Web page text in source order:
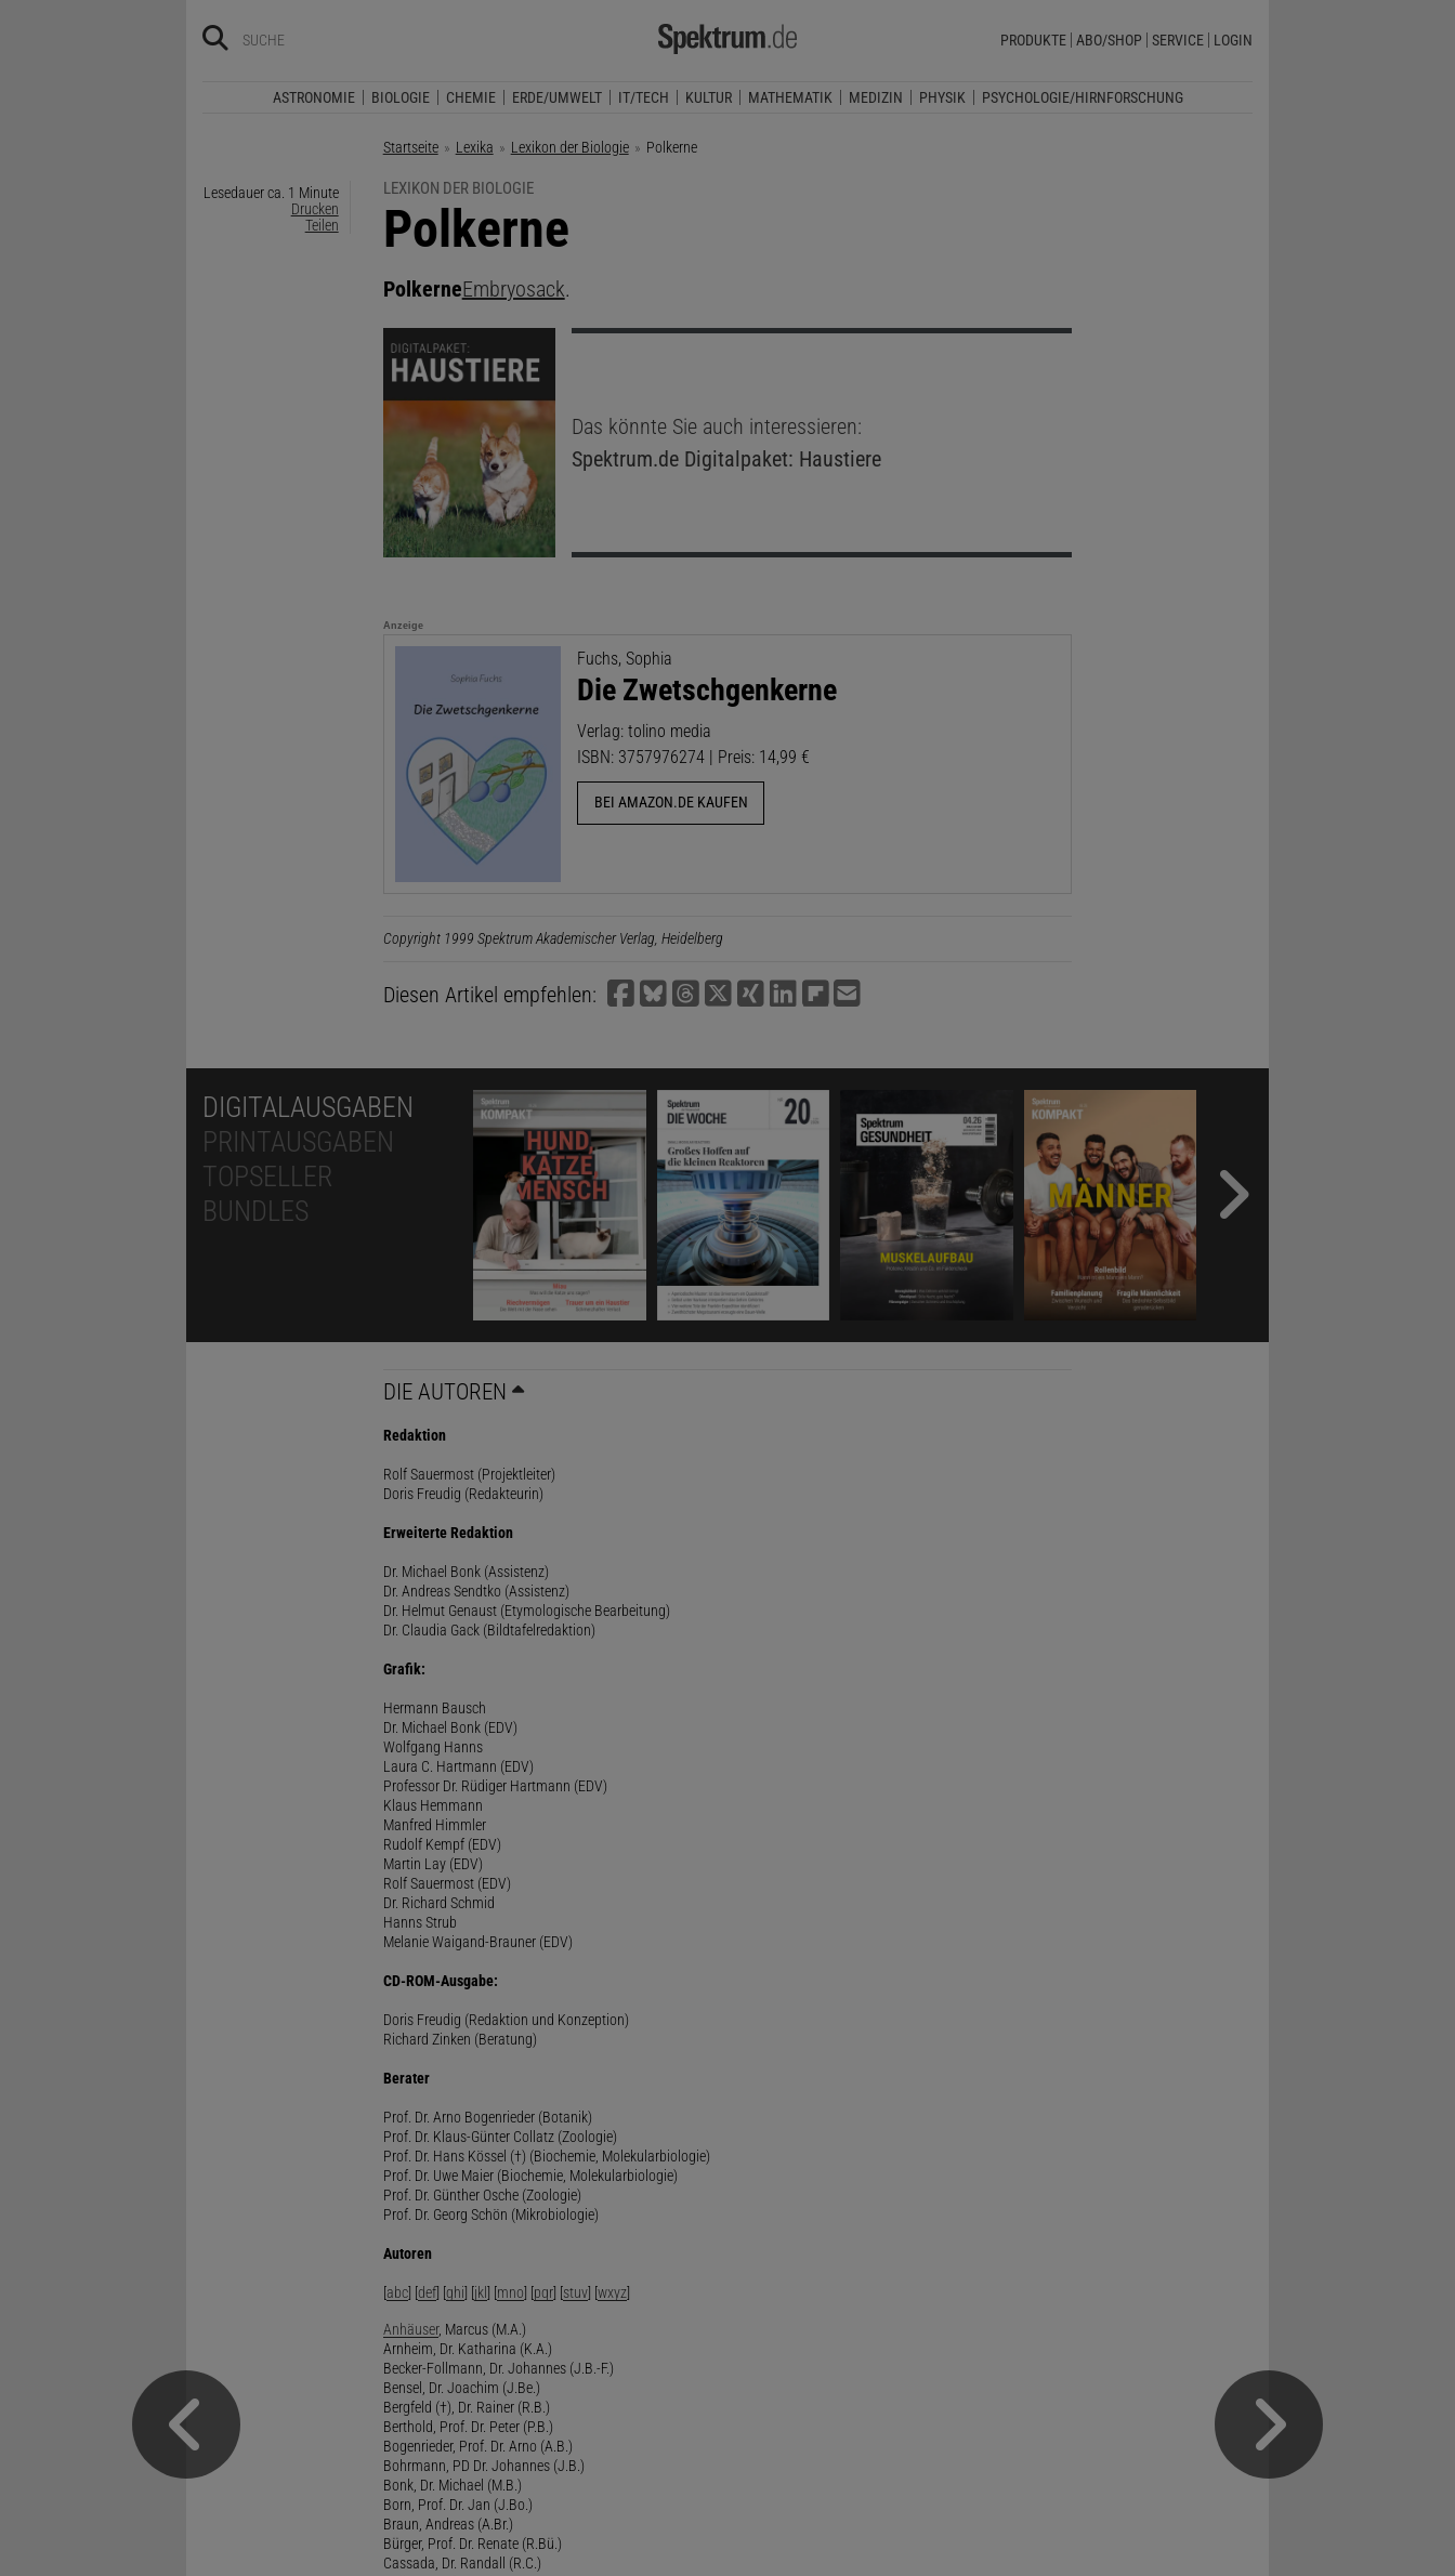
PRODUKTE ABO/SHOP SERVICE LOGIN
ASTRONOMIE BIOLOGIE CHEMIE ERDE/UMWELT IT/TECH KULTUR MATHEMATIK MEDIZIN PHYSIK PSYCHOLOGIE/HIRNFORSCHUNG
Startseite Lexika Lexikon der Biologie Aktuelle Seite:
Polkerne
Lesedauer ca. 1 Minute
Drucken
Teilen
LEXIKON DER BIOLOGIE
:
Polkerne
PolkerneEmbryosack.
Das könnte Sie auch interessieren:
Spektrum.deDigitalpaket: Haustiere
Anzeige
Fuchs, Sophia
Die Zwetschgenkerne
Verlag: tolino media
ISBN: 3757976274 | Preis: 14,99 €
BEI AMAZON.DE KAUFEN
Copyright 1999 Spektrum Akademischer Verlag, Heidelberg
Diesen Artikel empfehlen:
DIGITALAUSGABEN
PRINTAUSGABEN
TOPSELLER
BUNDLES
DIE AUTOREN
Redaktion
Rolf Sauermost (Projektleiter)
Doris Freudig (Redakteurin)
Erweiterte Redaktion
Dr. Michael Bonk (Assistenz)
Dr. Andreas Sendtko (Assistenz)
Dr. Helmut Genaust (Etymologische Bearbeitung)
Dr. Claudia Gack (Bildtafelredaktion)
Grafik:
Hermann Bausch
Dr. Michael Bonk (EDV)
Wolfgang Hanns
Laura C. Hartmann (EDV)
Professor Dr. Rüdiger Hartmann (EDV)
Klaus Hemmann
Manfred Himmler
Rudolf Kempf (EDV)
Martin Lay (EDV)
Rolf Sauermost (EDV)
Dr. Richard Schmid
Hanns Strub
Melanie Waigand-Brauner (EDV)
CD-ROM-Ausgabe:
Doris Freudig (Redaktion und Konzeption)
Richard Zinken (Beratung)
Berater
Prof. Dr. Arno Bogenrieder (Botanik)
Prof. Dr. Klaus-Günter Collatz (Zoologie)
Prof. Dr. Hans Kössel (†) (Biochemie, Molekularbiologie)
Prof. Dr. Uwe Maier (Biochemie, Molekularbiologie)
Prof. Dr. Günther Osche (Zoologie)
Prof. Dr. Georg Schön (Mikrobiologie)
Autoren
[abc] [def] [ghi] [jkl] [mno] [pqr] [stuv] [wxyz]
Anhäuser, Marcus (M.A.)
Arnheim, Dr. Katharina (K.A.)
Becker-Follmann, Dr. Johannes (J.B.-F.)
Bensel, Dr. Joachim (J.Be.)
Bergfeld (†), Dr. Rainer (R.B.)
Berthold, Prof. Dr. Peter (P.B.)
Bogenrieder, Prof. Dr. Arno (A.B.)
Bohrmann, PD Dr. Johannes (J.B.)
Bonk, Dr. Michael (M.B.)
Born, Prof. Dr. Jan (J.Bo.)
Braun, Andreas (A.Br.)
Bürger, Prof. Dr. Renate (R.Bü.)
Cassada, Dr. Randall (R.C.)